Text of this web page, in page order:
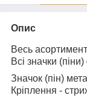
Опис
Весь асортимент
Всі значки (піни)
Значок (пін)
Кріплення -